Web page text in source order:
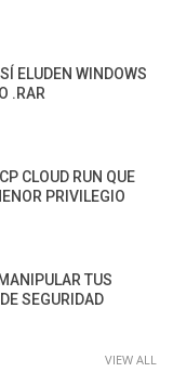
ELUDEN WINDOWS
.RAR
CLOUD RUN QUE
PRIVILEGIO
TUS
SEGURIDAD
VIEW ALL